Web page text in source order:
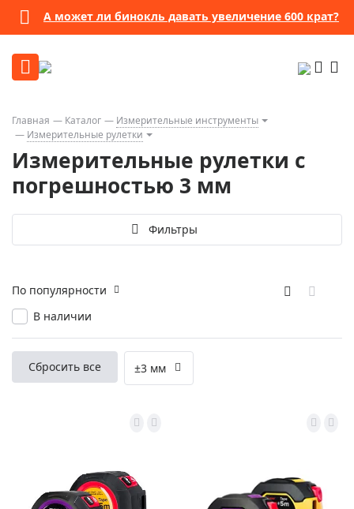
А может ли бинокль давать увеличение 600 крат?
Главная Каталог
Измерительные инструменты
Измерительные рулетки
Измерительные рулетки с
погрешностью 3 мм
Фильтры
В наличии
По популярности
Сбросить все ±3 мм